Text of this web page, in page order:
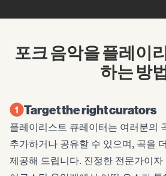
포크 음악을 플레이
하는 방
Target the right curators
플레이리스트 큐레이터는 여러분의
추가하거나 공유할 수 있으며, 곡을
제공해 드립니다. 진정한 전문가이